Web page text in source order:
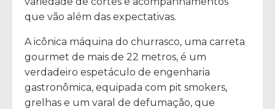
que vão além das expectativas.
A icônica máquina do churrasco, uma carreta
gourmet de mais de 22 metros, é um
verdadeiro espetáculo de engenharia
gastronômica, equipada com pit smokers,
grelhas e um varal de defumação, que